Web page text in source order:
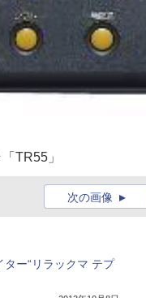
TR55」
次の画像
ー“リラックマ テプ